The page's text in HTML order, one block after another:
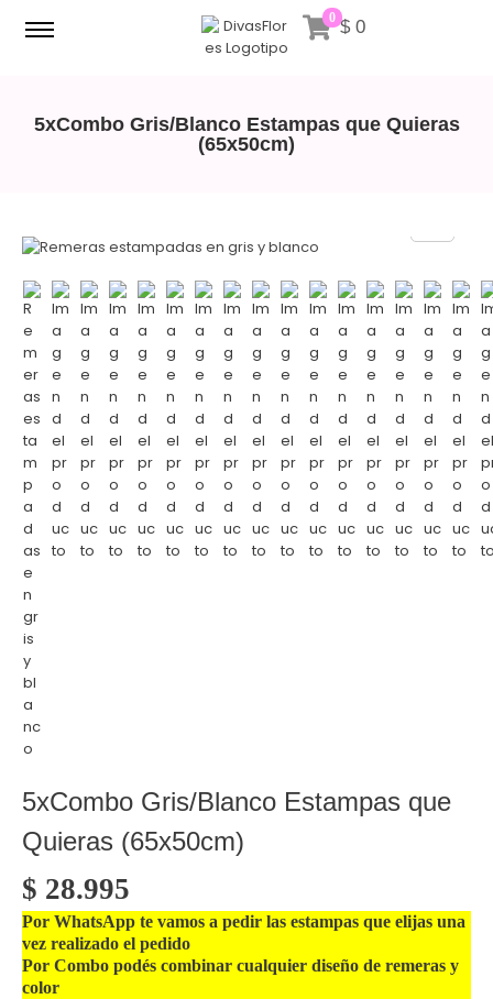
0 $0
5xCombo Gris/Blanco Estampas que Quieras
(65x50cm)
5xCombo Gris/Blanco Estampas que
Quieras (65x50cm)
$ 28.995
Por WhatsApp te vamos a pedir las estampas que elijas una
vez realizado el pedido
Por Combo podés combinar cualquier diseño de remeras y
color